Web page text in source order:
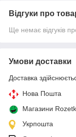
Відгуки про
Ще немає відгуків
Умови доставки
Доставка
Нова Пошта
Магазини
Укрпошта